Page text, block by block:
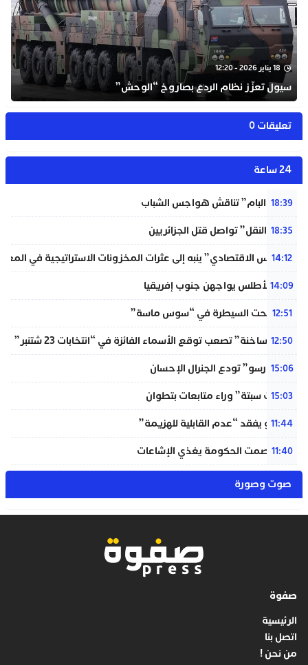
18 يناير 2026 - 12:20
سيول تعزّز نظام الردع بصاروخ “الوحش”
تعليقات 0
24 ساعة
18:39
شبيبة “البام” تناقش هواجس الشباب
18:35
“خردة النقل” تواصل قتل الجزائريين
14:12
“المجلس الاقتصادي” ينبه إلى عثرات المخزونات الاستراتيجية في
14:09
لبؤات الأطلس يواجهن جنوب إفريقيا
12:51
حريق تحت السيطرة في “سوس ماسة”
12:50
“دوائر ساخنة” تصعب توقع الأسماء الفائزة في “انتخابات 23 شتنبر”
15:06
“المينورسو” تودع الجنرال الإحسان
15:03
“أحداث سبتة” وراء متابعات بتطوان
11:44
إنفانتينو يفقد “عدم القابلية للهزيمة”
11:40
بنعلي: صمت الحكومة يغذي الإشاعات
صوت وصورة
صفوة
الرئيسية
اتصل بنا
من نحن !